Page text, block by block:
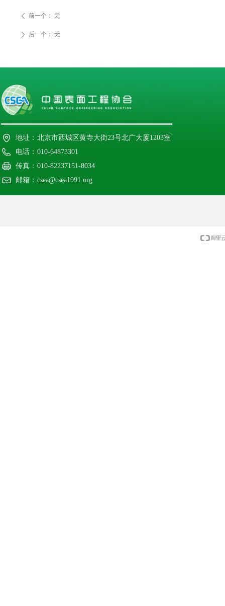
ꄴ 前一个： 无
ꄲ 后一个： 无
地址： 北京市西城区黄寺大街23号北广大厦1203室
电话： 010-64873301
传真： 010-82237151-8034
邮箱： csea@csea1991.org